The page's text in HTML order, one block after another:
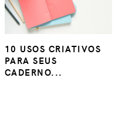
10 USOS CRIATIVOS
PARA SEUS
CADERNO...